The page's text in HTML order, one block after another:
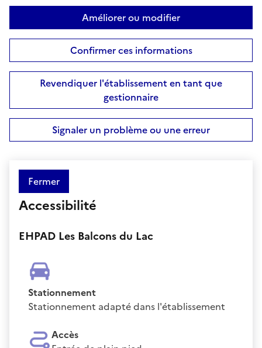
Améliorer ou modifier
Confirmer ces informations
Revendiquer l'établissement en tant que
gestionnaire
Signaler un problème ou une erreur
Fermer
Accessibilité
EHPAD Les Balcons du Lac
Stationnement
Stationnement adapté dans l'établissement
Accès